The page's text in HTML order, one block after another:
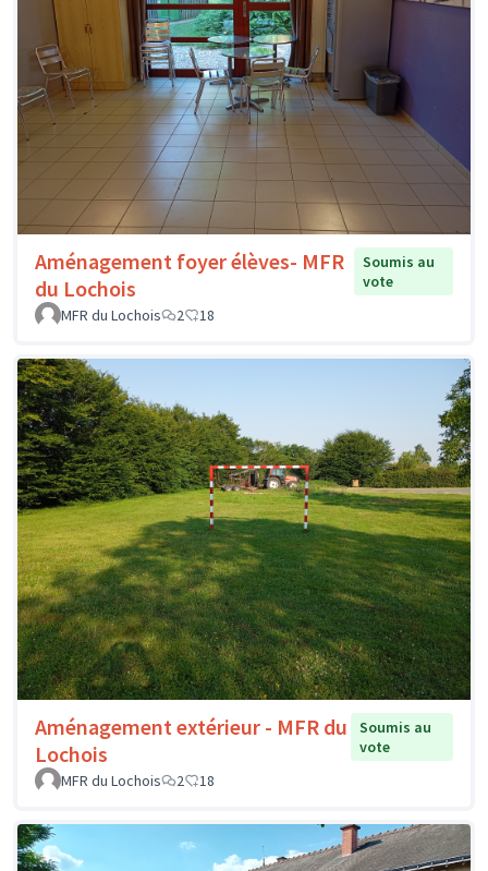
Aménagement foyer élèves- MFR
du Lochois
Soumis au
vote
MFR du Lochois
2 18
Aménagement extérieur - MFR du
Lochois
Soumis au
vote
MFR du Lochois
2 18